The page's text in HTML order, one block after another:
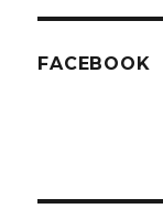
FACEBOOK